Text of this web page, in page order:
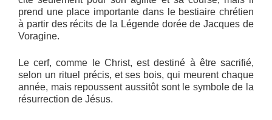
prend une place importante dans le bestiaire chrétien
à partir des récits de la Légende dorée de Jacques de
Voragine.
Le cerf, comme le Christ, est destiné à être sacrifié,
selon un rituel précis, et ses bois, qui meurent chaque
année, mais repoussent aussitôt sont le symbole de la
résurrection de Jésus.